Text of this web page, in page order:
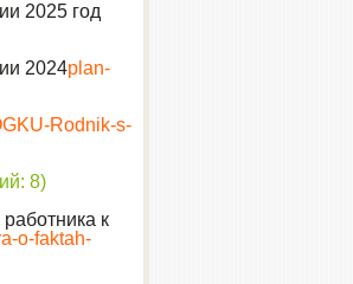
2025 год
2024plan-
Rodnik-s-
8)
к
o-faktah-